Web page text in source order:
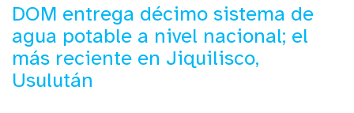
DOM entrega décimo sistema de
agua potable a nivel nacional; el
más reciente en Jiquilisco,
Usulután